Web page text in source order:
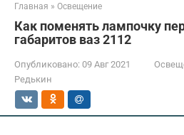
Главная » Освещение
Как поменять лампочку
габаритов ваз 2112
Опубликовано: 09 Авг 2021
Редькин